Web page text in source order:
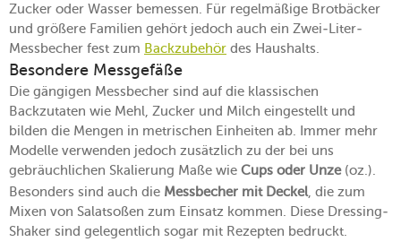
Zucker oder Wasser bemessen. Für regelmäßige Brotbäcker
und größere Familien gehört jedoch auch ein Zwei-Liter-
Messbecher fest zum Backzubehör des Haushalts.
Besondere Messgefäße
Die gängigen Messbecher sind auf die klassischen
Backzutaten wie Mehl, Zucker und Milch eingestellt und
bilden die Mengen in metrischen Einheiten ab. Immer mehr
Modelle verwenden jedoch zusätzlich zu der bei uns
gebräuchlichen Skalierung Maße wie Cups oder Unze(oz.).
Besonders sind auch die Messbecher mit Deckel, die zum
Mixen von Salatsoßen zum Einsatz kommen. Diese Dressing-
Shaker sind gelegentlich sogar mit Rezepten bedruckt.